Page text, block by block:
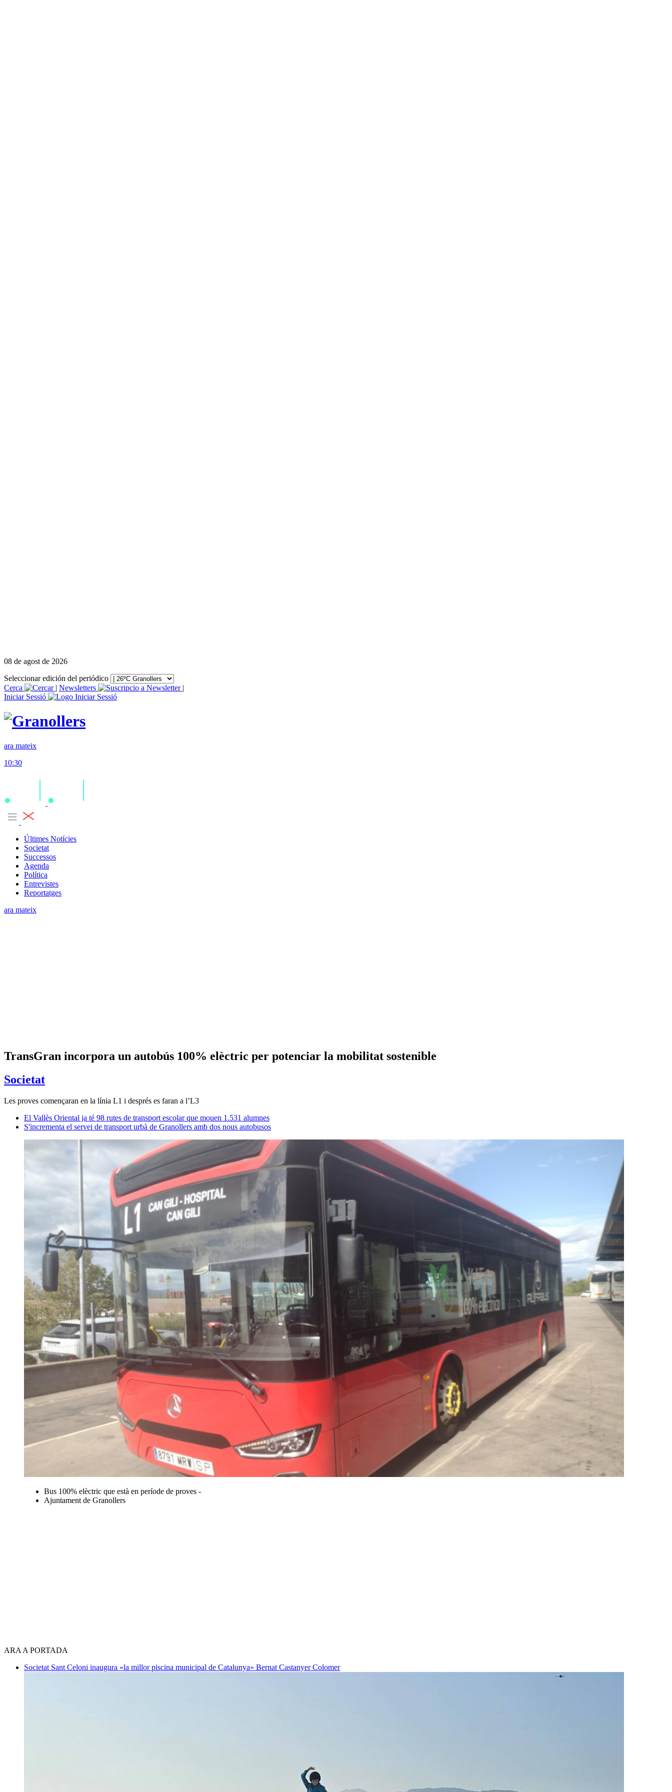
08 de agost de 2026
Seleccionar edición del periódico
Cerca
| Newsletters
|
Iniciar Sessió
ara mateix
10:30
Últimes Notícies
Societat
Successos
Agenda
Política
Entrevistes
Reportatges
ara mateix
TransGran incorpora un autobús 100% elèctric per potenciar la mobilitat sostenible
Societat
Les proves començaran en la línia L1 i després es faran a l’L3
El Vallès Oriental ja té 98 rutes de transport escolar que mouen 1.531 alumnes
S'incrementa el servei de transport urbà de Granollers amb dos nous autobusos
Bus 100% elèctric que està en període de proves -
Ajuntament de Granollers
ARA A PORTADA
Societat Sant Celoni inaugura «la millor piscina municipal de Catalunya» Bernat Castanyer Colomer